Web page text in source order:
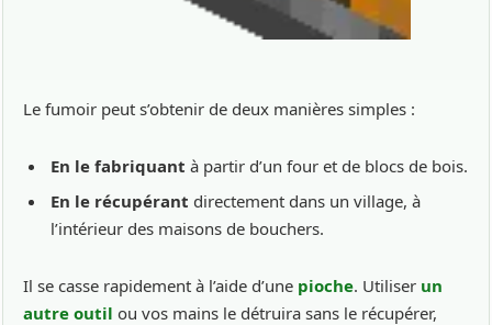
Le fumoir peut s’obtenir de deux manières simples :
En le fabriquant à partir d’un four et de blocs de bois.
En le récupérant directement dans un village, à
l’intérieur des maisons de bouchers.
Il se casse rapidement à l’aide d’une pioche. Utiliser un
autre outil ou vos mains le détruira sans le récupérer,